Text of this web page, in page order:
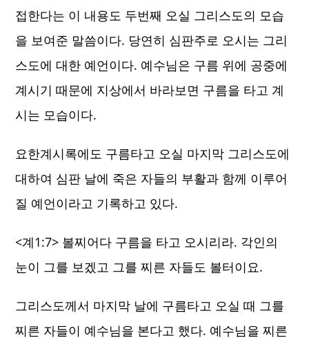
접한다는 이 내용도 두번째 오실 그리스도의 모습
을 보여준 말씀이다. 당연히 심판주로 오시는 그리
스도에 대한 예언이다. 예수님은 구름 위에 공중에
계시기 때문에 지상에서 바라보면 구름을 타고 계
시는 모습이다.
요한계시록에도 구름타고 오실 마지막 그리스도에
대하여 심판 날에 죽은 자들의 부활과 함께 이루어
질 예언이라고 기록하고 있다.
<계1:7> 볼찌어다 구름을 타고 오시리라. 각인의
눈이 그를 보겠고 그를 찌른 자들도 볼터이요.
​그리스도께서 마지막 날에 구름타고 오실 때 그를
찌른 자들이 예수님을 본다고 했다. 예수님을 찌른